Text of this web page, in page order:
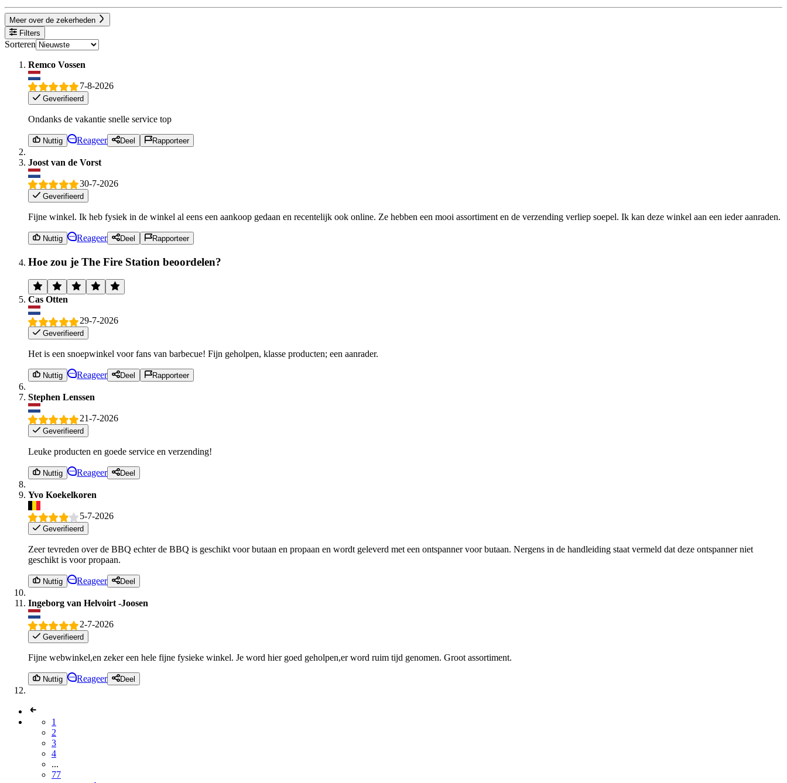
Meer over de zekerheden
Filters
Sorteren
Remco Vossen
7-8-2026
Geverifieerd
Ondanks de vakantie snelle service top
Nuttig Reageer Deel Rapporteer
Joost van de Vorst
30-7-2026
Geverifieerd
Fijne winkel. Ik heb fysiek in de winkel al eens een aankoop gedaan en recentelijk ook online. Ze hebben een mooi assortiment en de verzending verliep soepel. Ik kan deze winkel aan een ieder aanraden.
Nuttig Reageer Deel Rapporteer
Hoe zou je The Fire Station beoordelen?
Cas Otten
29-7-2026
Geverifieerd
Het is een snoepwinkel voor fans van barbecue! Fijn geholpen, klasse producten; een aanrader.
Nuttig Reageer Deel Rapporteer
Stephen Lenssen
21-7-2026
Geverifieerd
Leuke producten en goede service en verzending!
Nuttig Reageer Deel
Yvo Koekelkoren
5-7-2026
Geverifieerd
Zeer tevreden over de BBQ echter de BBQ is geschikt voor butaan en propaan en wordt geleverd met een ontspanner voor butaan. Nergens in de handleiding staat vermeld dat deze ontspanner niet
geschikt is voor propaan.
Nuttig Reageer Deel
Ingeborg van Helvoirt -Joosen
2-7-2026
Geverifieerd
Fijne webwinkel,en zeker een hele fijne fysieke winkel. Je word hier goed geholpen,er word ruim tijd genomen. Groot assortiment.
Nuttig Reageer Deel
1
2
3
4
...
77